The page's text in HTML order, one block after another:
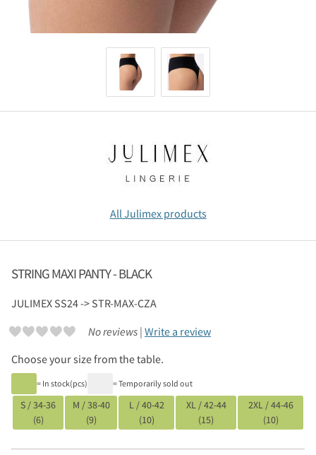
All Julimex products
STRING MAXI PANTY - BLACK
JULIMEX SS24 -> STR-MAX-CZA
No reviews | Write a review
Choose your size from the table.
= In stock(pcs) = Temporarily sold out
S / 34-36
(6)
M / 38-40
(9)
L / 40-42
(10)
XL / 42-44
(15)
2XL / 44-46
(10)